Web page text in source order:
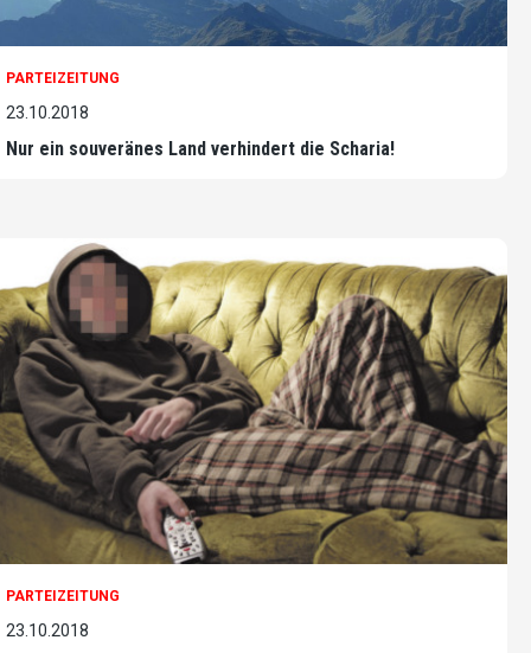
PARTEIZEITUNG
23.10.2018
Nur ein souveränes Land verhindert die Scharia!
PARTEIZEITUNG
23.10.2018